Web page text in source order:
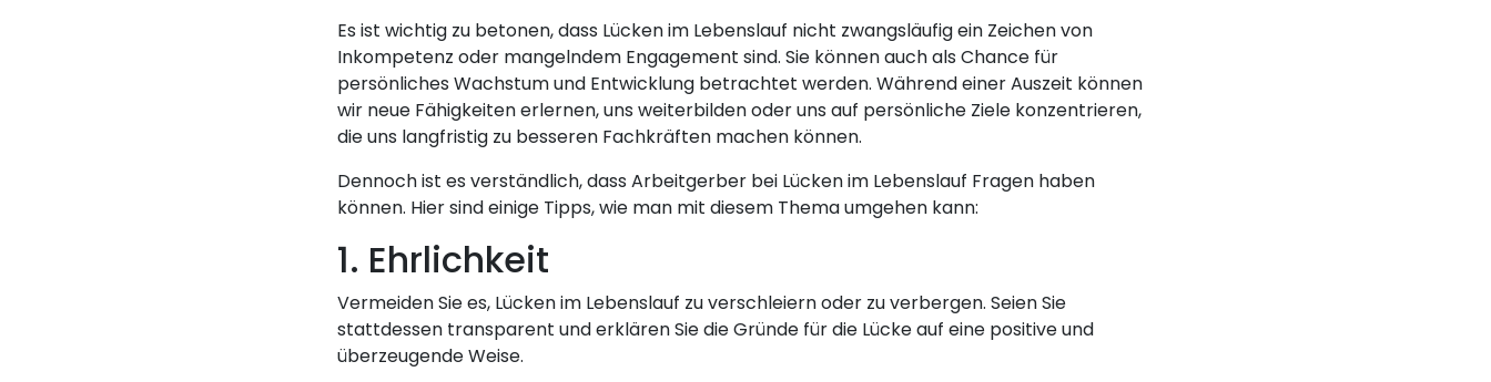
Es ist wichtig zu betonen, dass Lücken im Lebenslauf nicht zwangsläufig ein Zeichen von
Inkompetenz oder mangelndem Engagement sind. Sie können auch als Chance für
persönliches Wachstum und Entwicklung betrachtet werden. Während einer Auszeit können
wir neue Fähigkeiten erlernen, uns weiterbilden oder uns auf persönliche Ziele konzentrieren,
die uns langfristig zu besseren Fachkräften machen können.
Dennoch ist es verständlich, dass Arbeitgerber bei Lücken im Lebenslauf Fragen haben
können. Hier sind einige Tipps, wie man mit diesem Thema umgehen kann:
1. Ehrlichkeit
Vermeiden Sie es, Lücken im Lebenslauf zu verschleiern oder zu verbergen. Seien Sie
stattdessen transparent und erklären Sie die Gründe für die Lücke auf eine positive und
überzeugende Weise.